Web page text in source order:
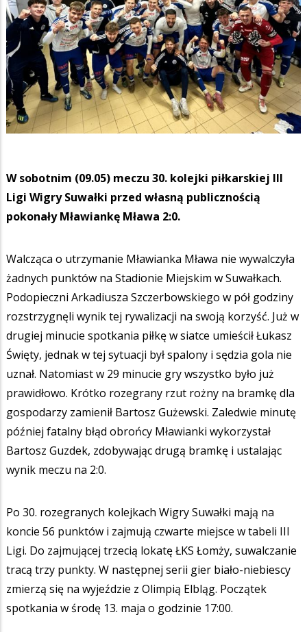
W sobotnim (09.05) meczu 30. kolejki piłkarskiej III
Ligi Wigry Suwałki przed własną publicznością
pokonały Mławiankę Mława 2:0.
Walcząca o utrzymanie Mławianka Mława nie wywalczyła
żadnych punktów na Stadionie Miejskim w Suwałkach.
Podopieczni Arkadiusza Szczerbowskiego w pół godziny
rozstrzygnęli wynik tej rywalizacji na swoją korzyść. Już w
drugiej minucie spotkania piłkę w siatce umieścił Łukasz
Święty, jednak w tej sytuacji był spalony i sędzia gola nie
uznał. Natomiast w 29 minucie gry wszystko było już
prawidłowo. Krótko rozegrany rzut rożny na bramkę dla
gospodarzy zamienił Bartosz Gużewski. Zaledwie minutę
później fatalny błąd obrońcy Mławianki wykorzystał
Bartosz Guzdek, zdobywając drugą bramkę i ustalając
wynik meczu na 2:0.
Po 30. rozegranych kolejkach Wigry Suwałki mają na
koncie 56 punktów i zajmują czwarte miejsce w tabeli III
Ligi. Do zajmującej trzecią lokatę ŁKS Łomży, suwalczanie
tracą trzy punkty. W następnej serii gier biało-niebiescy
zmierzą się na wyjeździe z Olimpią Elbląg. Początek
spotkania w środę 13. maja o godzinie 17:00.